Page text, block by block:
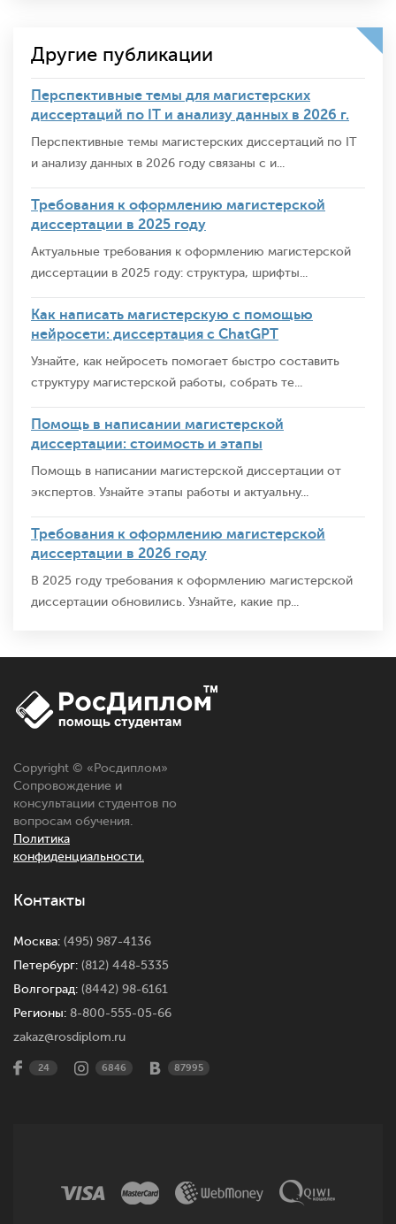
Другие публикации
Перспективные темы для магистерских
диссертаций по IT и анализу данных в 2026 г.
Перспективные темы магистерских диссертаций по IT
и анализу данных в 2026 году связаны с и...
Требования к оформлению магистерской
диссертации в 2025 году
Актуальные требования к оформлению магистерской
диссертации в 2025 году: структура, шрифты...
Как написать магистерскую с помощью
нейросети: диссертация с ChatGPT
Узнайте, как нейросеть помогает быстро составить
структуру магистерской работы, собрать те...
Помощь в написании магистерской
диссертации: стоимость и этапы
Помощь в написании магистерской диссертации от
экспертов. Узнайте этапы работы и актуальну...
Требования к оформлению магистерской
диссертации в 2026 году
В 2025 году требования к оформлению магистерской
диссертации обновились. Узнайте, какие пр...
Copyright © « Росдиплом»
Сопровождение и
консультации студентов по
вопросам обучения.
Политика
конфиденциальности.
Контакты
Москва: (495) 987-4136
Петербург: (812) 448-5335
Волгоград: (8442) 98-6161
Регионы: 8-800-555-05-66
zakaz@rosdiplom.ru
24 6846 87995